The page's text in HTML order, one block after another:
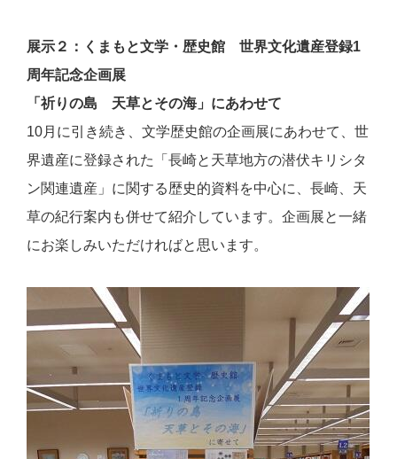
展示２：くまもと文学・歴史館 世界文化遺産登録1
周年記念企画展
「祈りの島 天草とその海」にあわせて
10月に引き続き、文学歴史館の企画展にあわせて、世
界遺産に登録された「長崎と天草地方の潜伏キリシタ
ン関連遺産」に関する歴史的資料を中心に、長崎、天
草の紀行案内も併せて紹介しています。企画展と一緒
にお楽しみいただければと思います。